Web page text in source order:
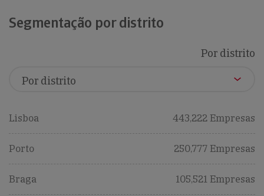
Segmentação por distrito
Por distrito
Lisboa 443,222 Empresas
Porto 250,777 Empresas
Braga 105,521 Empresas